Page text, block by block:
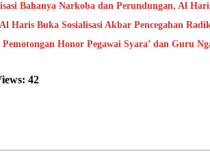
Bahanya Narkoba dan Perundungan, Al
Haris Buka Sosialisasi Akbar Pencegahan
Honor Pegawai Syara’ dan Guru
42